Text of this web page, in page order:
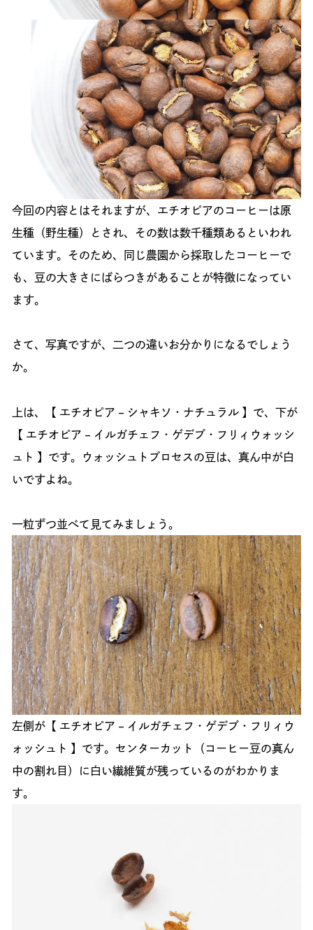
今回の内容とはそれますが、エチオピアのコーヒーは原
生種（野生種）とされ、その数は数千種類あるといわれ
ています。そのため、同じ農園から採取したコーヒーで
も、豆の大きさにばらつきがあることが特徴になってい
ます。
さて、写真ですが、二つの違いお分かりになるでしょう
か。
上は、【 エチオピア – シャキソ・ナチュラル 】で、下が
【 エチオピア – イルガチェフ・ゲデブ・フリィウォッシ
ュト 】です。ウォッシュトプロセスの豆は、真ん中が白
いですよね。
一粒ずつ並べて見てみましょう。
左側が【 エチオピア – イルガチェフ・ゲデブ・フリィウ
ォッシュト 】です。センターカット（コーヒー豆の真ん
中の割れ目）に白い繊維質が残っているのがわかりま
す。